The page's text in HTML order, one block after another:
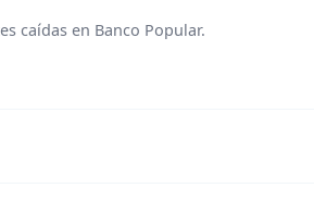
caídas en Banco Popular.